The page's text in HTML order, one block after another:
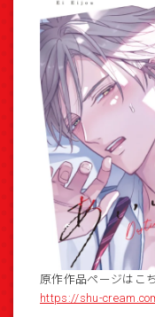
原作作品ページはこ
https://shu-